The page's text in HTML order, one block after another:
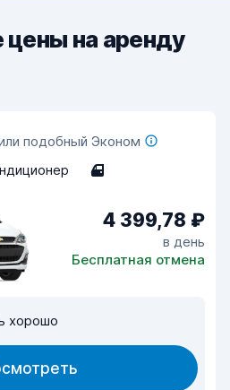
на аренду
подобный Эконом
4
4 399,78 ₽
в день
Бесплатная отмена
хорошо